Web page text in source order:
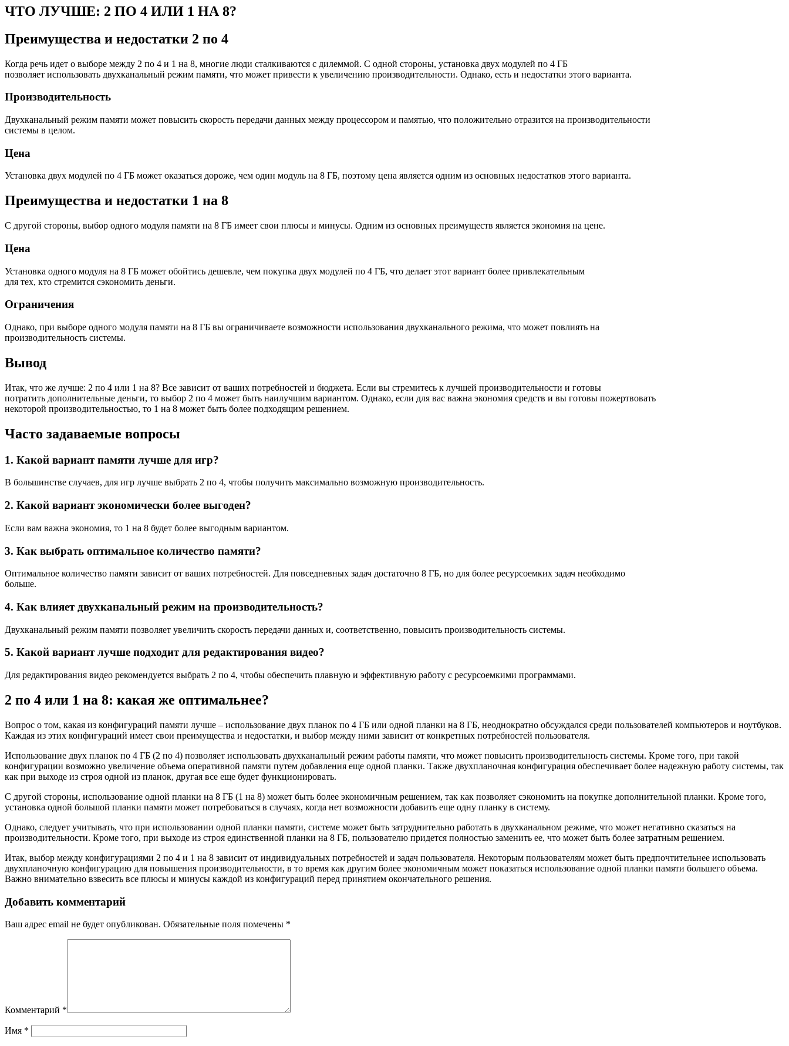
ЧТО ЛУЧШЕ: 2 ПО 4 ИЛИ 1 НА 8?
Преимущества и недостатки 2 по 4
Когда речь идет о выборе между 2 по 4 и 1 на 8, многие люди сталкиваются с дилеммой. С одной стороны, установка двух модулей по 4 ГБ
позволяет использовать двухканальный режим памяти, что может привести к увеличению производительности. Однако, есть и недостатки этого варианта.
Производительность
Двухканальный режим памяти может повысить скорость передачи данных между процессором и памятью, что положительно отразится на производительности
системы в целом.
Цена
Установка двух модулей по 4 ГБ может оказаться дороже, чем один модуль на 8 ГБ, поэтому цена является одним из основных недостатков этого варианта.
Преимущества и недостатки 1 на 8
С другой стороны, выбор одного модуля памяти на 8 ГБ имеет свои плюсы и минусы. Одним из основных преимуществ является экономия на цене.
Цена
Установка одного модуля на 8 ГБ может обойтись дешевле, чем покупка двух модулей по 4 ГБ, что делает этот вариант более привлекательным
для тех, кто стремится сэкономить деньги.
Ограничения
Однако, при выборе одного модуля памяти на 8 ГБ вы ограничиваете возможности использования двухканального режима, что может повлиять на
производительность системы.
Вывод
Итак, что же лучше: 2 по 4 или 1 на 8? Все зависит от ваших потребностей и бюджета. Если вы стремитесь к лучшей производительности и готовы
потратить дополнительные деньги, то выбор 2 по 4 может быть наилучшим вариантом. Однако, если для вас важна экономия средств и вы готовы пожертвовать
некоторой производительностью, то 1 на 8 может быть более подходящим решением.
Часто задаваемые вопросы
1. Какой вариант памяти лучше для игр?
В большинстве случаев, для игр лучше выбрать 2 по 4, чтобы получить максимально возможную производительность.
2. Какой вариант экономически более выгоден?
Если вам важна экономия, то 1 на 8 будет более выгодным вариантом.
3. Как выбрать оптимальное количество памяти?
Оптимальное количество памяти зависит от ваших потребностей. Для повседневных задач достаточно 8 ГБ, но для более ресурсоемких задач необходимо
больше.
4. Как влияет двухканальный режим на производительность?
Двухканальный режим памяти позволяет увеличить скорость передачи данных и, соответственно, повысить производительность системы.
5. Какой вариант лучше подходит для редактирования видео?
Для редактирования видео рекомендуется выбрать 2 по 4, чтобы обеспечить плавную и эффективную работу с ресурсоемкими программами.
2 по 4 или 1 на 8: какая же оптимальнее?
Вопрос о том, какая из конфигураций памяти лучше – использование двух планок по 4 ГБ или одной планки на 8 ГБ, неоднократно обсуждался среди пользователей компьютеров и ноутбуков.
Каждая из этих конфигураций имеет свои преимущества и недостатки, и выбор между ними зависит от конкретных потребностей пользователя.
Использование двух планок по 4 ГБ (2 по 4) позволяет использовать двухканальный режим работы памяти, что может повысить производительность системы. Кроме того, при такой
конфигурации возможно увеличение объема оперативной памяти путем добавления еще одной планки. Также двухпланочная конфигурация обеспечивает более надежную работу системы, так
как при выходе из строя одной из планок, другая все еще будет функционировать.
С другой стороны, использование одной планки на 8 ГБ (1 на 8) может быть более экономичным решением, так как позволяет сэкономить на покупке дополнительной планки. Кроме того,
установка одной большой планки памяти может потребоваться в случаях, когда нет возможности добавить еще одну планку в систему.
Однако, следует учитывать, что при использовании одной планки памяти, системе может быть затруднительно работать в двухканальном режиме, что может негативно сказаться на
производительности. Кроме того, при выходе из строя единственной планки на 8 ГБ, пользователю придется полностью заменить ее, что может быть более затратным решением.
Итак, выбор между конфигурациями 2 по 4 и 1 на 8 зависит от индивидуальных потребностей и задач пользователя. Некоторым пользователям может быть предпочтительнее использовать
двухпланочную конфигурацию для повышения производительности, в то время как другим более экономичным может показаться использование одной планки памяти большего объема.
Важно внимательно взвесить все плюсы и минусы каждой из конфигураций перед принятием окончательного решения.
Добавить комментарий
Ваш адрес email не будет опубликован. Обязательные поля помечены *
Комментарий *
Имя *